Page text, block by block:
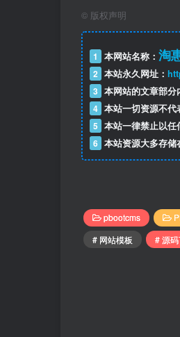
© 版权声明
1 本网站名称： 淘
2 本站永久网址：
3 本网站的文章部
4 本站一切资源不代
5 本站一律禁止以
6 本站资源大多存储
pbootcms
# 网站模板
# 源